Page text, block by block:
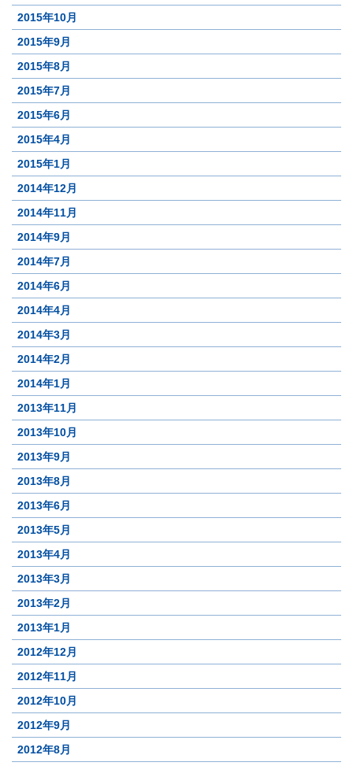
2015年10月
2015年9月
2015年8月
2015年7月
2015年6月
2015年4月
2015年1月
2014年12月
2014年11月
2014年9月
2014年7月
2014年6月
2014年4月
2014年3月
2014年2月
2014年1月
2013年11月
2013年10月
2013年9月
2013年8月
2013年6月
2013年5月
2013年4月
2013年3月
2013年2月
2013年1月
2012年12月
2012年11月
2012年10月
2012年9月
2012年8月